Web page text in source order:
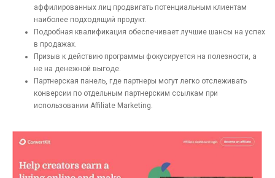
аффилированных лиц продвигать потенциальным клиентам
наиболее подходящий продукт.
Подробная квалификация обеспечивает лучшие шансы на успех
в продажах.
Призыв к действию программы фокусируется на полезности, а
не на денежной выгоде.
Партнерская панель, где партнеры могут легко отслеживать
конверсии по отдельным партнерским ссылкам при
использовании Affiliate Marketing.